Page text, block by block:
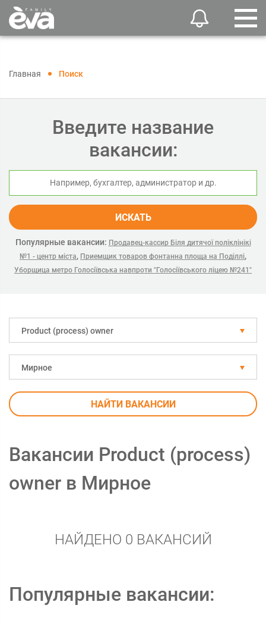
Главная Поиск
Введите название
вакансии:
ИСКАТЬ
Популярные вакансии: Продавец-кассир Біля дитячої поліклінікі
№1 - центр міста, Приемщик товаров фонтанна площа на Поділлі,
Уборщица метро Голосіївська навпроти "Голосіївського ліцею №241"
Рroduct (process) owner
Мирное
НАЙТИ ВАКАНСИИ
Вакансии Рroduct (process)
owner в Мирное
НАЙДЕНО 0 ВАКАНСИЙ
Популярные вакансии: